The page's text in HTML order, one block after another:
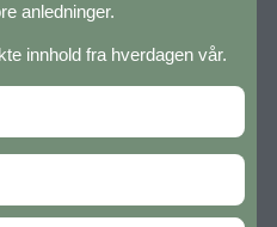
anledninger.
innhold fra hverdagen vår.